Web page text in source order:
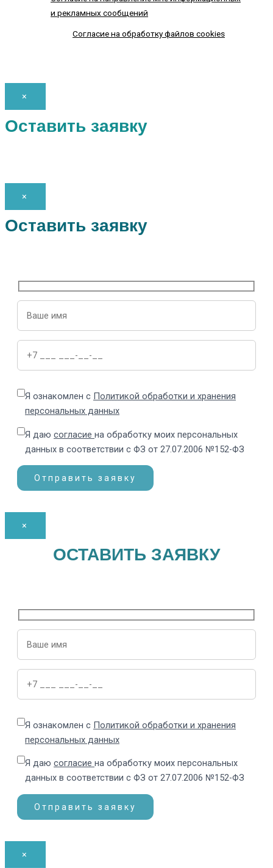
и рекламных сообщений
Согласие на обработку файлов cookies
×
Оставить заявку
×
Оставить заявку
Я ознакомлен с Политикой обработки и хранения
персональных данных
Я даю согласие на обработку моих персональных
данных в соответствии с ФЗ от 27.07.2006 №152-ФЗ
×
ОСТАВИТЬ ЗАЯВКУ
Я ознакомлен с Политикой обработки и хранения
персональных данных
Я даю согласие на обработку моих персональных
данных в соответствии с ФЗ от 27.07.2006 №152-ФЗ
×